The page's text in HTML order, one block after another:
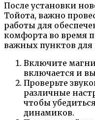
После установки
Тойота, важно
работы для
комфорта во время
важных пунктов для
Включите
включается и
Проверьте
различные
чтобы
динамиков.